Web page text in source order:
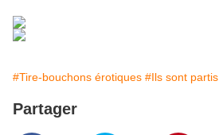
#Tire-bouchons érotiques #Ils sont partis
Partager